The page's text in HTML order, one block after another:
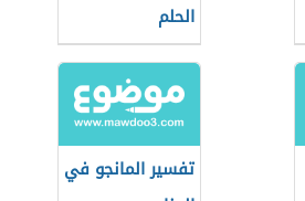
الحلم
تفسير المانجو في